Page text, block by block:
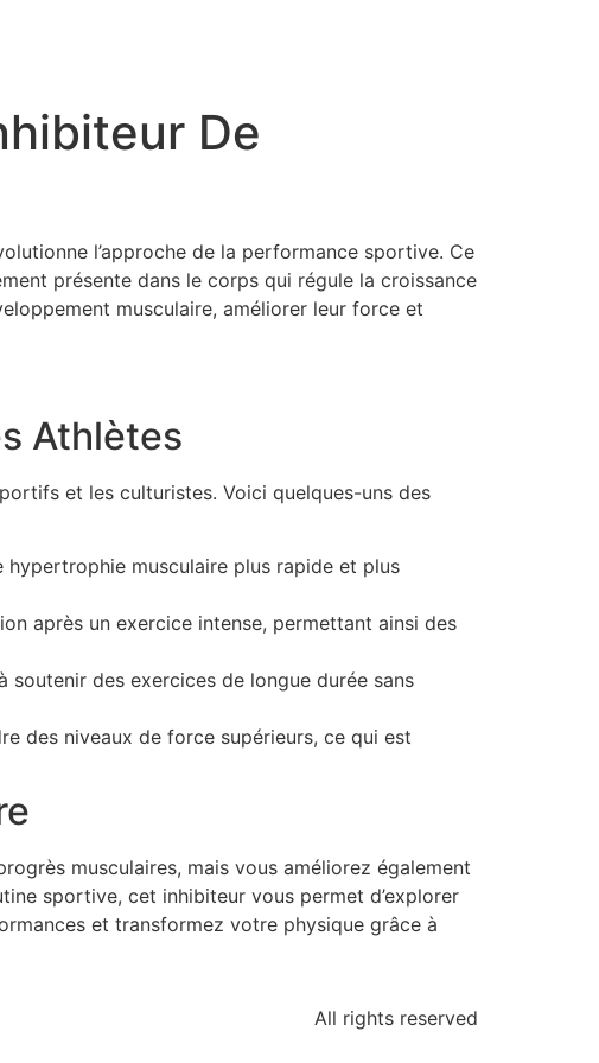
De
l’approche de la performance sportive. Ce
présente dans le corps qui régule la croissance
musculaire, améliorer leur force et
Athlètes
et les culturistes. Voici quelques-uns des
musculaire plus rapide et plus
après un exercice intense, permettant ainsi des
des exercices de longue durée sans
des niveaux de force supérieurs, ce qui est
musculaires, mais vous améliorez également
sportive, cet inhibiteur vous permet d’explorer
et transformez votre physique grâce à
All rights reserved